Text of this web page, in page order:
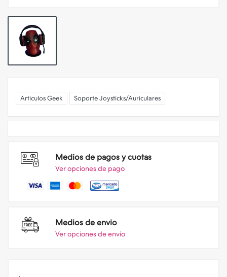
Articulos Geek Soporte Joysticks/Auriculares
Medios de pagos y cuotas
Ver opciones de pago
Medios de envio
Ver opciones de envio
.